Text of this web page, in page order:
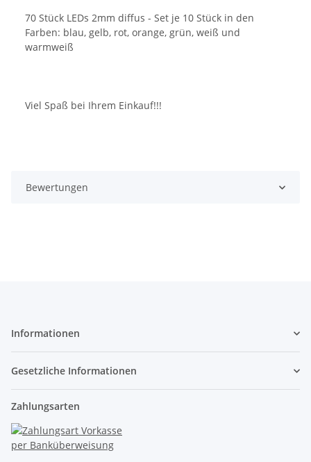
70 Stück LEDs 2mm diffus - Set je 10 Stück in den
Farben: blau, gelb, rot, orange, grün, weiß und
warmweiß
Viel Spaß bei Ihrem Einkauf!!!
Bewertungen
Informationen
Gesetzliche Informationen
Zahlungsarten